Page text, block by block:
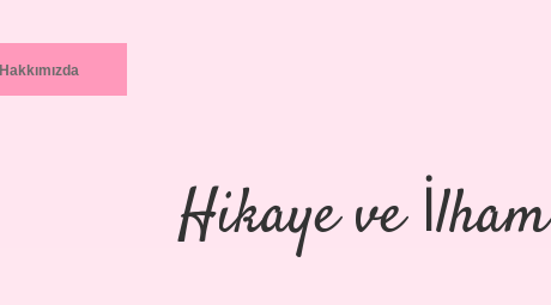
Hakkımızda
Hikaye ve İlham